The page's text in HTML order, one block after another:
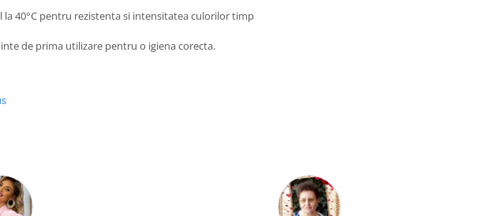
la 40°C pentru rezistenta si intensitatea culorilor timp
de prima utilizare pentru o igiena corecta.